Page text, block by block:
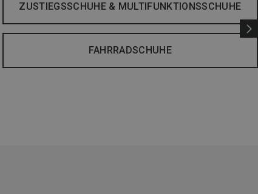
ZUSTIEGSSCHUHE & MULTIFUNKTIONSSCHUHE
FAHRRADSCHUHE